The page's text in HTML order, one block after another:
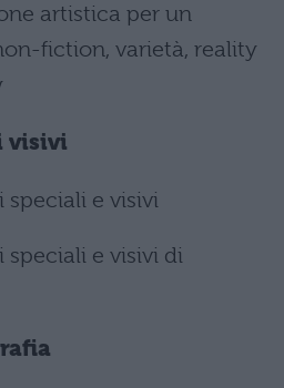
artistica per un
fiction, varietà, reality
visivi
e visivi
e visivi di